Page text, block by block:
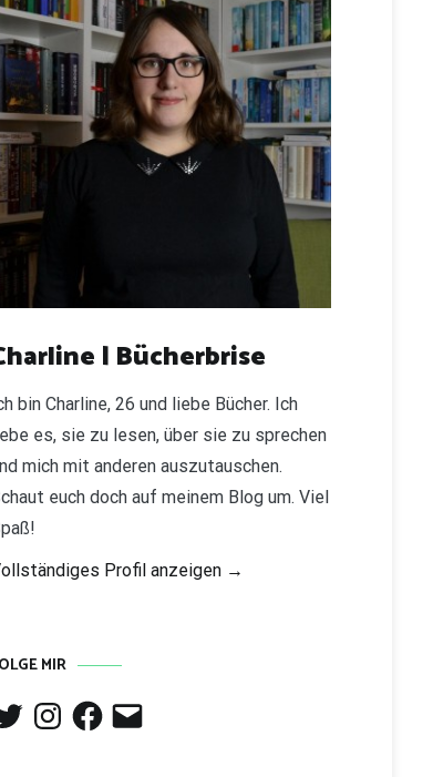
| Bücherbrise
bin Charline, 26 und liebe Bücher. Ich
es, sie zu lesen, über sie zu sprechen
mich mit anderen auszutauschen.
euch doch auf meinem Blog um. Viel
Profil anzeigen →
MIR
InstagramFacebook
E-
Mail